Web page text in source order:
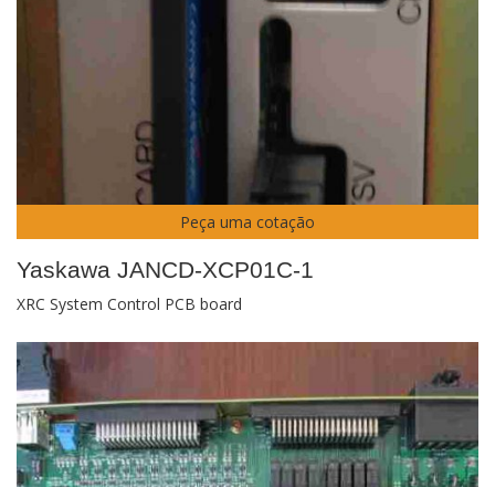
Peça uma cotação
Yaskawa JANCD-XCP01C-1
XRC System Control PCB board